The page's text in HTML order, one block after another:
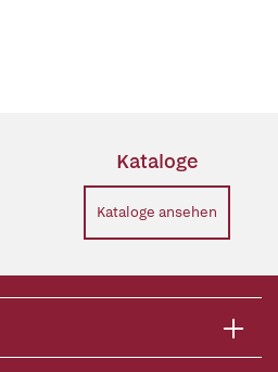
Kataloge
Kataloge ansehen